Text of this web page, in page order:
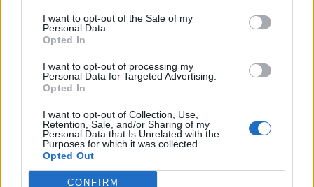
I want to opt-out of the Sale of my
Personal Data.
Opted In
I want to opt-out of processing my
Personal Data for Targeted Advertising.
Opted In
I want to opt-out of Collection, Use,
Retention, Sale, and/or Sharing of my
Personal Data that Is Unrelated with the
Purposes for which it was collected.
Opted Out
CONFIRM
Video/ Kamioni e përplas
dhe e tërheq zvarrë 12-
vjeçarin që po kthehej nga
shkolla, i mituri shpëton
mrekullisht
SHBA: Bisedimet Oman-
Iran po avancojnë,
në Hormuz pritet së
shpejti
Përplasje për emigrantët
Goditjet ruse me dronë